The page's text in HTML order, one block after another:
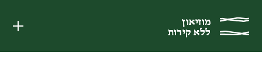
מוזיאון
ללא קירות
מוזיאון
ללא קירות